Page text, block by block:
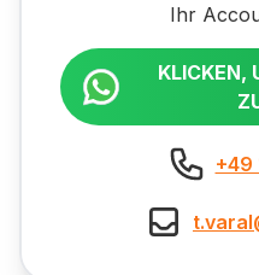
Ihr
KLICKEN,
+49